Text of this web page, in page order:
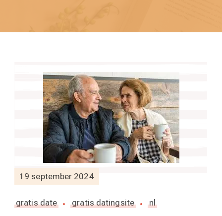
19 september 2024
gratis date gratis datingsite nl